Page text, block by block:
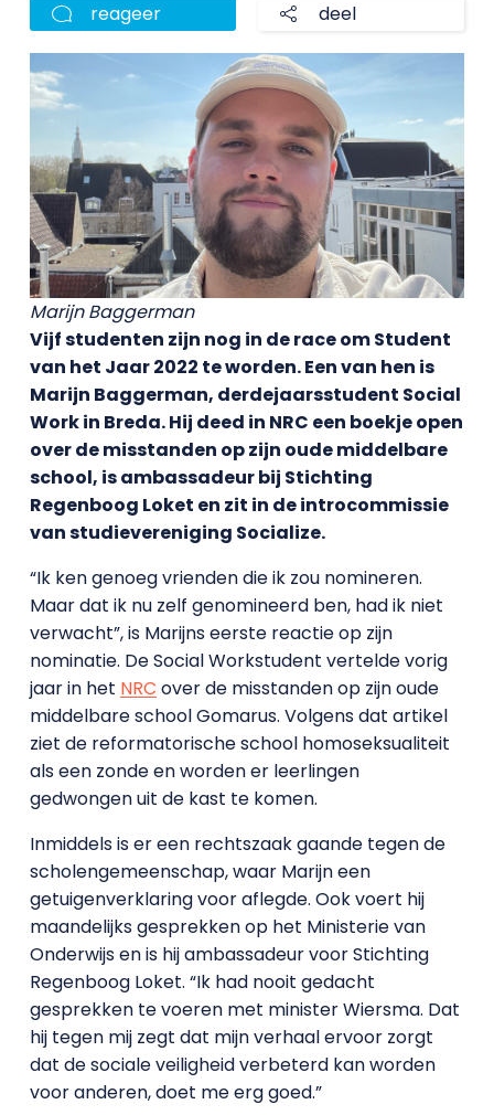
reageer deel
Marijn Baggerman
Vijf studenten zijn nog in de race om Student
van het Jaar 2022 te worden. Een van hen is
Marijn Baggerman, derdejaarsstudent Social
Work in Breda. Hij deed in NRC een boekje open
over de misstanden op zijn oude middelbare
school, is ambassadeur bij Stichting
Regenboog Loket en zit in de introcommissie
van studievereniging Socialize.
“Ik ken genoeg vrienden die ik zou nomineren.
Maar dat ik nu zelf genomineerd ben, had ik niet
verwacht”, is Marijns eerste reactie op zijn
nominatie. De Social Workstudent vertelde vorig
jaar in het NRC over de misstanden op zijn oude
middelbare school Gomarus. Volgens dat artikel
ziet de reformatorische school homoseksualiteit
als een zonde en worden er leerlingen
gedwongen uit de kast te komen.
Inmiddels is er een rechtszaak gaande tegen de
scholengemeenschap, waar Marijn een
getuigenverklaring voor aflegde. Ook voert hij
maandelijks gesprekken op het Ministerie van
Onderwijs en is hij ambassadeur voor Stichting
Regenboog Loket. “Ik had nooit gedacht
gesprekken te voeren met minister Wiersma. Dat
hij tegen mij zegt dat mijn verhaal ervoor zorgt
dat de sociale veiligheid verbeterd kan worden
voor anderen, doet me erg goed.”